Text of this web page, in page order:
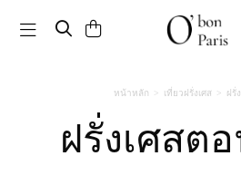
Toggle navigation
หน้าหลัก เที่ยวฝรั่งเศส ฝรั่
ฝรั่งเศสต